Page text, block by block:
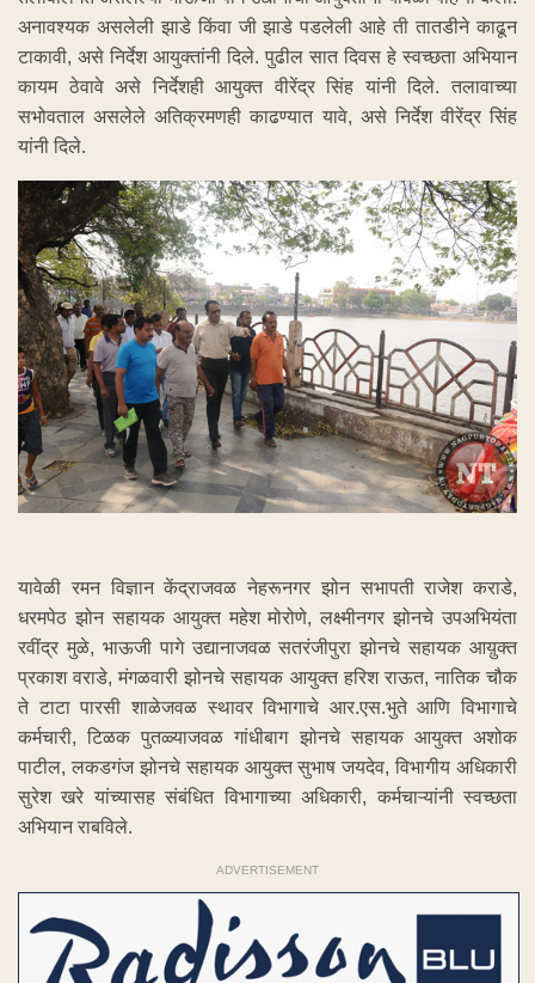
अनावश्यक असलेली झाडे किंवा जी झाडे पडलेली आहे ती तातडीने काढून
टाकावी, असे निर्देश आयुक्तांनी दिले. पुढील सात दिवस हे स्वच्छता अभियान
कायम ठेवावे असे निर्देशही आयुक्त वीरेंद्र सिंह यांनी दिले. तलावाच्या
सभोवताल असलेले अतिक्रमणही काढण्यात यावे, असे निर्देश वीरेंद्र सिंह
यांनी दिले.
यावेळी रमन विज्ञान केंद्राजवळ नेहरूनगर झोन सभापती राजेश कराडे,
धरमपेठ झोन सहायक आयुक्त महेश मोरोणे, लक्ष्मीनगर झोनचे उपअभियंता
रवींद्र मुळे, भाऊजी पागे उद्यानाजवळ सतरंजीपुरा झोनचे सहायक आय़ुक्त
प्रकाश वराडे, मंगळवारी झोनचे सहायक आयुक्त हरिश राऊत, नातिक चौक
ते टाटा पारसी शाळेजवळ स्थावर विभागाचे आर.एस.भुते आणि विभागाचे
कर्मचारी, टिळक पुतळ्याजवळ गांधीबाग झोनचे सहायक आयुक्त अशोक
पाटील, लकडगंज झोनचे सहायक आयुक्त सुभाष जयदेव, विभागीय अधिकारी
सुरेश खरे यांच्यासह संबंधित विभागाच्या अधिकारी, कर्मचाऱ्यांनी स्वच्छता
अभियान राबविले.
ADVERTISEMENT